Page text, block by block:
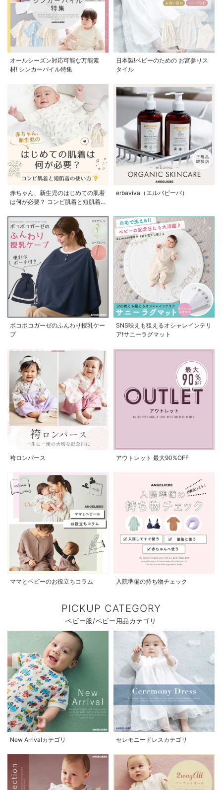
オールシーズン対応可能な万能素
材! シンカーパイル特集
日本製!ベビーのための お宮参りス
タイル
赤ちゃん、新生児のはじめての肌着
は何が必要？ コンビ肌着と短肌着
erbaviva（エルバビーバ）
ポコポコガーゼのふんわり授乳ケー
プ
SNS映えも狙えるオシャレインテリ
ア!サニーラグマット
袴ロンパース アウトレット 最大90%OFF
ママとベビーのお役立ちコラム 入院準備の持ち物チェック
PICKUP CATEGORY
ベビー服/ベビー用品カテゴリ
New Arrivalカテゴリ セレモニードレスカテゴリ